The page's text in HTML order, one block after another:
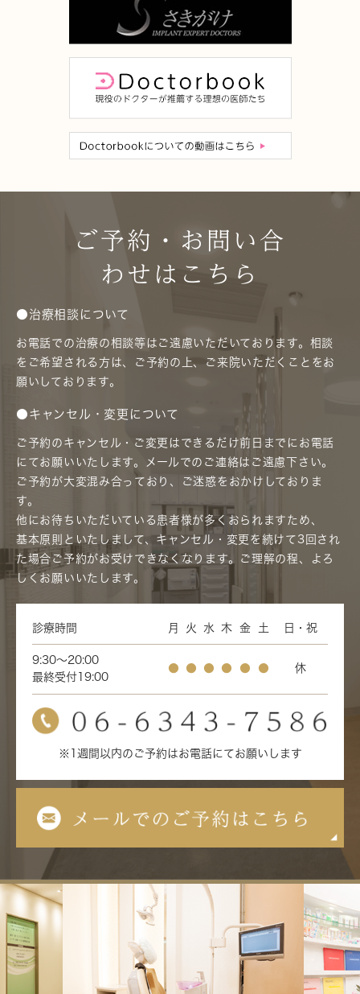
ご予約・お問い合
わせはこちら
●治療相談について
お電話での治療の相談等はご遠慮いただいております。相談
をご希望される方は、ご予約の上、ご来院いただくことをお
願いしております。
●キャンセル・変更について
ご予約のキャンセル・ご変更はできるだけ前日までにお電話
にてお願いいたします。メールでのご連絡はご遠慮下さい。
ご予約が大変混み合っており、ご迷惑をおかけしておりま
す。
他にお待ちいただいている患者様が多くおられますため、
基本原則といたしまして、キャンセル・変更を続けて3回され
た場合ご予約がお受けできなくなります。ご理解の程、よろ
しくお願いいたします。
診療時間 月 火 水 木 金 土 日・祝
9:30～20:00
最終受付19:00
● ● ● ● ● ● 休
※1週間以内のご予約はお電話にてお願いします